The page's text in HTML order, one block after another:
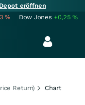
eröffnen
% Dow Jones +0,25%
Return) Chart